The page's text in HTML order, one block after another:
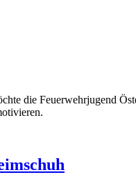
die Feuerwehrjugend